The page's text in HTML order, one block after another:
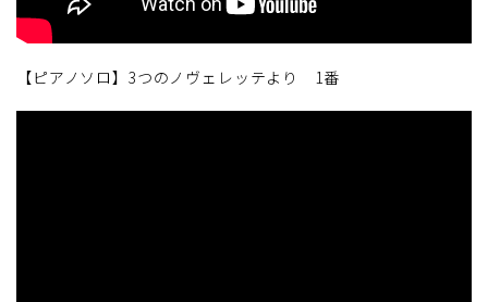
【ピアノソロ】3つのノヴェレッテより 1番